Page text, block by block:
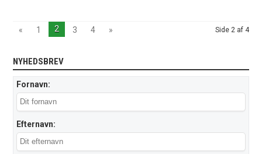
Side 2 af 4
« 1 2 3 4 »
NYHEDSBREV
Fornavn:
Efternavn: